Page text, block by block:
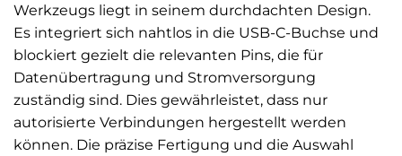
Werkzeugs liegt in seinem durchdachten Design.
Es integriert sich nahtlos in die USB-C-Buchse und
blockiert gezielt die relevanten Pins, die für
Datenübertragung und Stromversorgung
zuständig sind. Dies gewährleistet, dass nur
autorisierte Verbindungen hergestellt werden
können. Die präzise Fertigung und die Auswahl